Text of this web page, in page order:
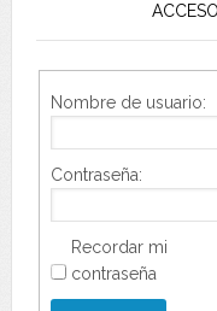
Nombre de usuario:
Contraseña:
Recordar mi
contraseña